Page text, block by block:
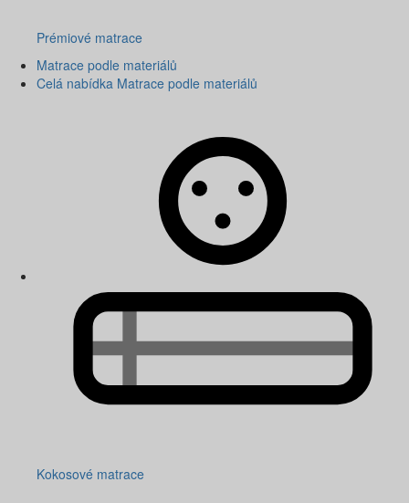
Prémiové matrace
Matrace podle materiálů
Celá nabídka Matrace podle materiálů
Kokosové matrace